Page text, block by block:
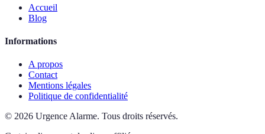
Accueil
Blog
Informations
A propos
Contact
Mentions légales
Politique de confidentialité
© 2026 Urgence Alarme. Tous droits réservés.